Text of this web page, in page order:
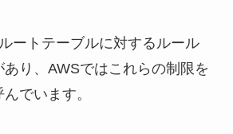
ートテーブルに対するルール
り、AWSではこれらの制限を
でいます。